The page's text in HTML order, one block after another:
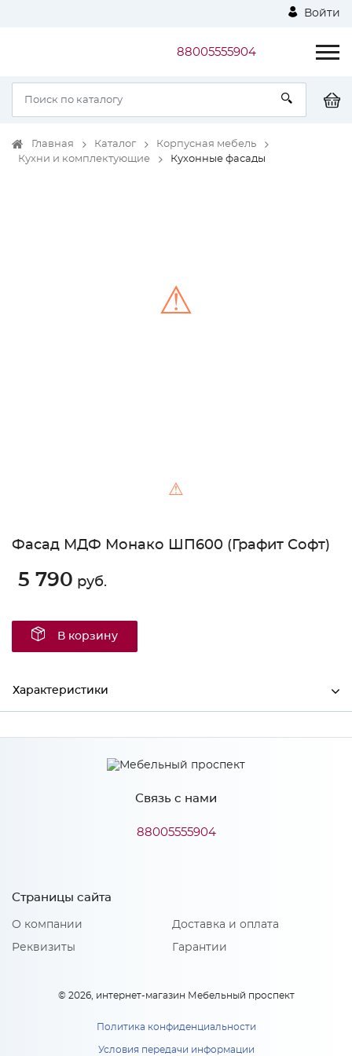
Войти
88005555904
Главная Каталог
Корпусная мебель
Кухни и комплектующие
Кухонные фасады
⚠
⚠
Фасад МДФ Монако ШП600 (Графит Софт)
5 790 руб.
В корзину
Характеристики
Производитель МиФ
Графит софт
Связь с нами
88005555904
Страницы сайта
О компании
Реквизиты
Доставка и оплата
Гарантии
© 2026, интернет-магазин Мебельный проспект
Политика конфиденциальности
Условия передачи информации